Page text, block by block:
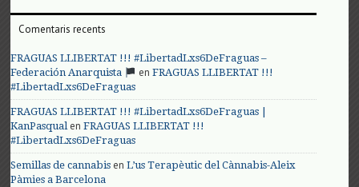
Comentaris recents
FRAGUAS LLIBERTAT !!! #LibertadLxs6DeFraguas –
Federación Anarquista
enFRAGUAS LLIBERTAT !!!
#LibertadLxs6DeFraguas
FRAGUAS LLIBERTAT !!! #LibertadLxs6DeFraguas |
KanPasqualenFRAGUAS LLIBERTAT !!!
#LibertadLxs6DeFraguas
Semillas de cannabis enL’us Terapèutic del Cànnabis-Aleix
Pàmies a Barcelona